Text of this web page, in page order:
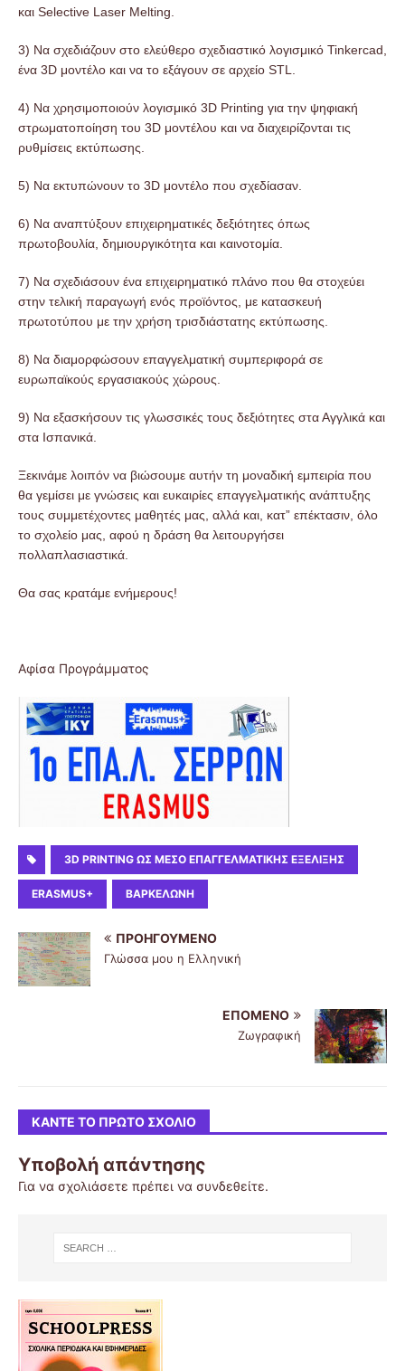
και Selective Laser Melting.
3) Να σχεδιάζουν στο ελεύθερο σχεδιαστικό λογισμικό Tinkercad,
ένα 3D μοντέλο και να το εξάγουν σε αρχείο STL.
4) Να χρησιμοποιούν λογισμικό 3D Printing για την ψηφιακή
στρωματοποίηση του 3D μοντέλου και να διαχειρίζονται τις
ρυθμίσεις εκτύπωσης.
5) Να εκτυπώνουν το 3D μοντέλο που σχεδίασαν.
6) Να αναπτύξουν επιχειρηματικές δεξιότητες όπως
πρωτοβουλία, δημιουργικότητα και καινοτομία.
7) Να σχεδιάσουν ένα επιχειρηματικό πλάνο που θα στοχεύει
στην τελική παραγωγή ενός προϊόντος, με κατασκευή
πρωτοτύπου με την χρήση τρισδιάστατης εκτύπωσης.
8) Να διαμορφώσουν επαγγελματική συμπεριφορά σε
ευρωπαϊκούς εργασιακούς χώρους.
9) Να εξασκήσουν τις γλωσσικές τους δεξιότητες στα Αγγλικά και
στα Ισπανικά.
Ξεκινάμε λοιπόν να βιώσουμε αυτήν τη μοναδική εμπειρία που
θα γεμίσει με γνώσεις και ευκαιρίες επαγγελματικής ανάπτυξης
τους συμμετέχοντες μαθητές μας, αλλά και, κατ” επέκτασιν, όλο
το σχολείο μας, αφού η δράση θα λειτουργήσει
πολλαπλασιαστικά.
Θα σας κρατάμε ενήμερους!
Αφίσα Προγράμματος
3D PRINTING ΩΣ ΜΈΣΟ ΕΠΑΓΓΕΛΜΑΤΙΚΉΣ ΕΞΈΛΙΞΗΣ
ERASMUS+ ΒΑΡΚΕΛΩΝΗ
ΠΡΟΗΓΟΎΜΕΝΟ
Γλώσσα μου η Ελληνική
ΕΠΌΜΕΝΟ
Ζωγραφική
ΚΆΝΤΕ ΤΟ ΠΡΏΤΟ ΣΧΌΛΙΟ
Υποβολή απάντησης
Για να σχολιάσετε πρέπει να συνδεθείτε.